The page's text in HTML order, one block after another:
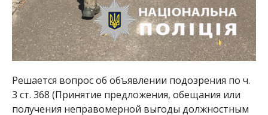
Решается вопрос об объявлении подозрения по ч.
3 ст. 368 (Принятие предложения, обещания или
получения неправомерной выгоды должностным